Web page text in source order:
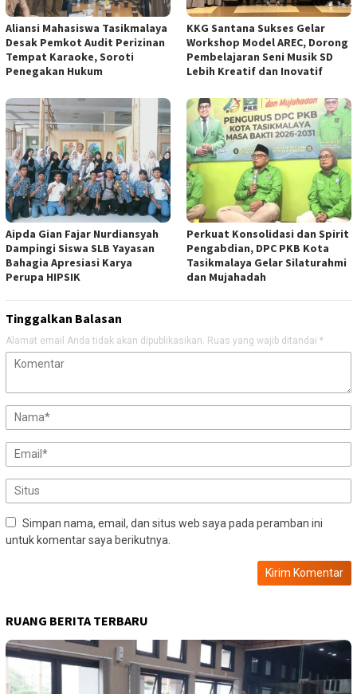
Aliansi Mahasiswa Tasikmalaya
Desak Pemkot Audit Perizinan
Tempat Karaoke, Soroti
Penegakan Hukum
KKG Santana Sukses Gelar
Workshop Model AREC, Dorong
Pembelajaran Seni Musik SD
Lebih Kreatif dan Inovatif
Aipda Gian Fajar Nurdiansyah
Dampingi Siswa SLB Yayasan
Bahagia Apresiasi Karya
Perupa HIPSIK
Perkuat Konsolidasi dan Spirit
Pengabdian, DPC PKB Kota
Tasikmalaya Gelar Silaturahmi
dan Mujahadah
Tinggalkan Balasan
Alamat email Anda tidak akan dipublikasikan. Ruas yang wajib ditandai *
Simpan nama, email, dan situs web saya pada peramban ini
untuk komentar saya berikutnya.
RUANG BERITA TERBARU